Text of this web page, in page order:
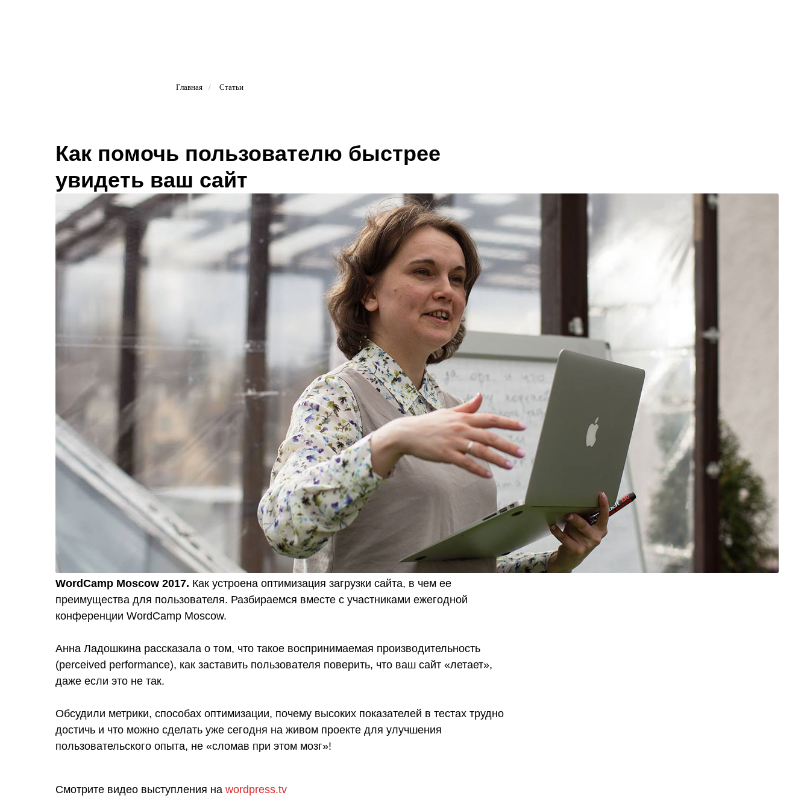
Главная / Статьи
Как помочь пользователю быстрее
увидеть ваш сайт
WordCamp Moscow 2017. Как устроена оптимизация загрузки сайта, в чем ее
преимущества для пользователя. Разбираемся вместе с участниками ежегодной
конференции WordCamp Moscow.
Анна Ладошкина рассказала о том, что такое воспринимаемая производительность
(perceived performance), как заставить пользователя поверить, что ваш сайт «летает»,
даже если это не так.
Обсудили метрики, способах оптимизации, почему высоких показателей в тестах трудно
достичь и что можно сделать уже сегодня на живом проекте для улучшения
пользовательского опыта, не «сломав при этом мозг»!
Смотрите видео выступления на wordpress.tv